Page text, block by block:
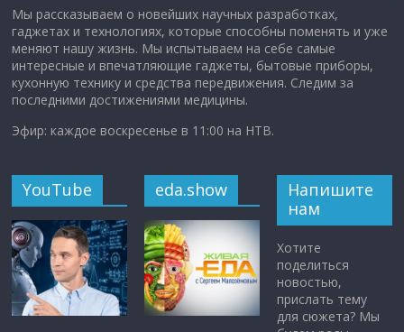
Мы рассказываем о новейших научных разработках,
гаджетах и технологиях, которые способны поменять и уже
меняют нашу жизнь. Мы испытываем на себе самые
интересные и впечатляющие гаджеты, бытовые приборы,
кухонную технику и средства передвижения. Следим за
последними достижениями медицины.
Эфир: каждое воскресенье в 11:00 на НТВ.
YouTube eda.show
Напишите
нам
Хотите
поделиться
новостью,
прислать тему
для сюжета? Мы